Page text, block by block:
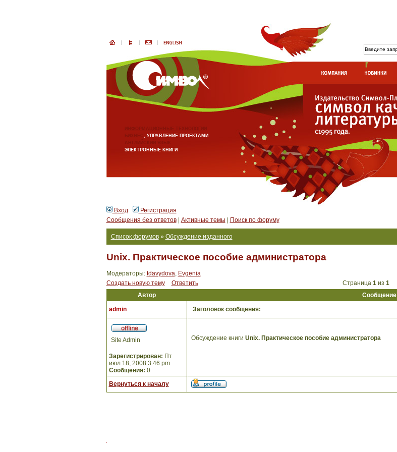
ИНФОРМАЦИОННЫЕ ТЕХНОЛОГИИ
БИЗНЕС, УПРАВЛЕНИЕ ПРОЕКТАМИ
АНГЛИЙСКИЙ ЯЗЫК
ЭЛЕКТРОННЫЕ КНИГИ
Вход
Регистрация
Сообщения без ответов| Активные темы Поиск по форуму
Список форумов» Обсуждение изданного
Unix. Практическое пособие администратора
Модераторы: tdavydova, Evgenia
Создать новую тему
Ответить Страница 1из 1
Автор
Сообщение
admin
Заголовок сообщения:
Site Admin
Зарегистрирован: Пт
июл 18, 2008 3:46 pm
Сообщения: 0
Обсуждение книги Unix. Практическое пособие администратора
Вернуться к началу